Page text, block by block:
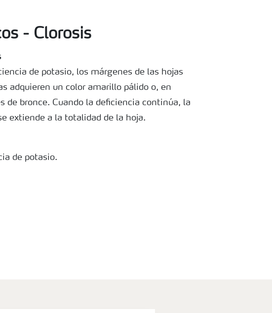
- Clorosis
de potasio, los márgenes de las hojas
adquieren un color amarillo pálido o, en
de bronce. Cuando la deficiencia continúa, la
extiende a la totalidad de la hoja.
de potasio.